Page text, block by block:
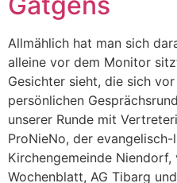
Allmählich hat man sich
alleine vor dem Monitor
Gesichter sieht, die sich
persönlichen
unserer Runde mit
ProNieNo, der
Kirchengemeinde
Wochenblatt, AG Tibarg